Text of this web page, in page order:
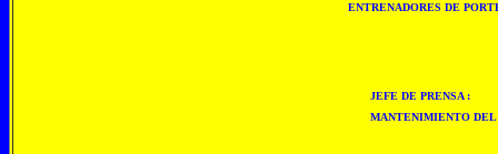
ENTRENADORES DE
JEFE DE PRENSA :
MANTENIMIENTO DEL